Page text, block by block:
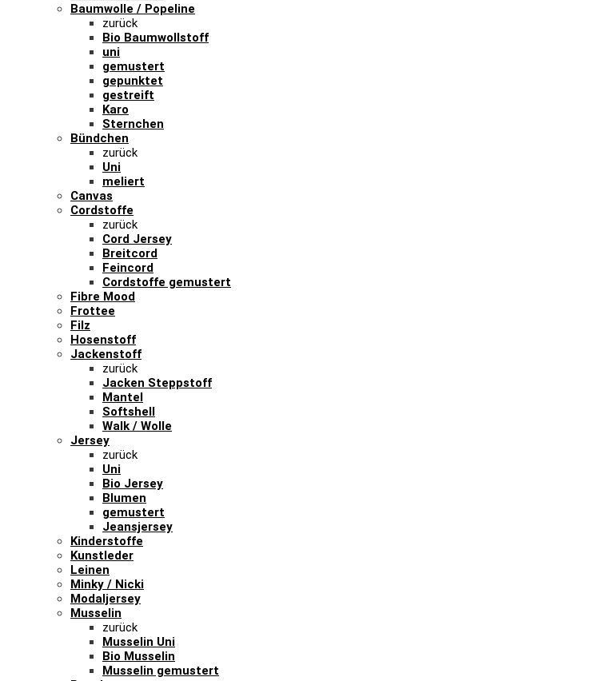
Baumwolle / Popeline
zurück
Bio Baumwollstoff
uni
gemustert
gepunktet
gestreift
Karo
Sternchen
Bündchen
zurück
Uni
meliert
Canvas
Cordstoffe
zurück
Cord Jersey
Breitcord
Feincord
Cordstoffe gemustert
Fibre Mood
Frottee
Filz
Hosenstoff
Jackenstoff
zurück
Jacken Steppstoff
Mantel
Softshell
Walk / Wolle
Jersey
zurück
Uni
Bio Jersey
Blumen
gemustert
Jeansjersey
Kinderstoffe
Kunstleder
Leinen
Minky / Nicki
Modaljersey
Musselin
zurück
Musselin Uni
Bio Musselin
Musselin gemustert